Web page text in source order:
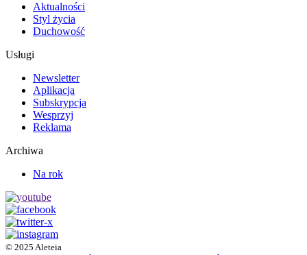
Aktualności
Styl życia
Duchowość
Usługi
Newsletter
Aplikacja
Subskrypcja
Wesprzyj
Reklama
Archiwa
Na rok
© 2025 Aleteia